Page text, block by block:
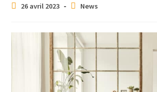
26 avril 2023 News